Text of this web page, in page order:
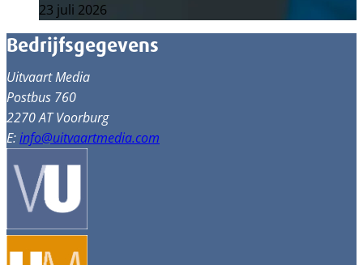
23 juli 2026
Bedrijfsgegevens
Uitvaart Media
Postbus 760
2270 AT Voorburg
E:info@uitvaartmedia.com